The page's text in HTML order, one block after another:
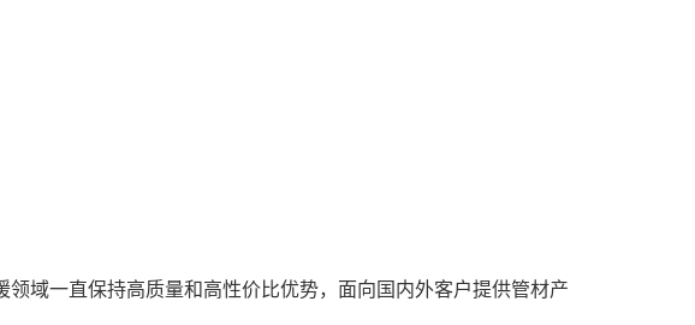
域一直保持高质量和高性价比优势，面向国内外客户提供管材产